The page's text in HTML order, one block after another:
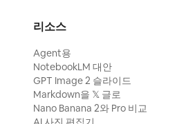
리소스
Agent용
NotebookLM 대안
GPT Image 2 슬라이드
Markdown을 𝕏 글로
Nano Banana 2와 Pro 비교